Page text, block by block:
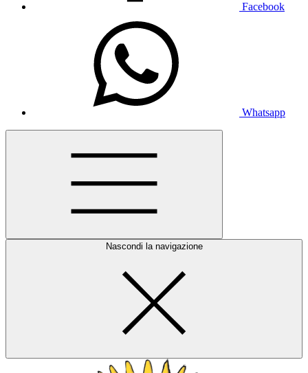
Facebook
Whatsapp
Nascondi la navigazione